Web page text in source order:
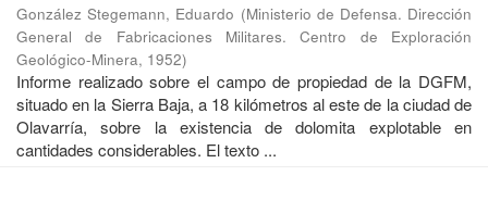
González Stegemann, Eduardo (Ministerio de Defensa. Dirección
General de Fabricaciones Militares. Centro de Exploración
Geológico-Minera, 1952)
Informe realizado sobre el campo de propiedad de la DGFM,
situado en la Sierra Baja, a 18 kilómetros al este de la ciudad de
Olavarría, sobre la existencia de dolomita explotable en
cantidades considerables. El texto ...